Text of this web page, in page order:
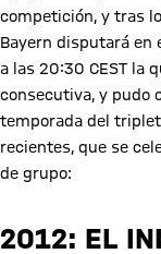
competición, y tras
Bayern disputará en
a las 20:30 CEST la
consecutiva, y pudo
temporada del
recientes, que se
de grupo:
2012: EL